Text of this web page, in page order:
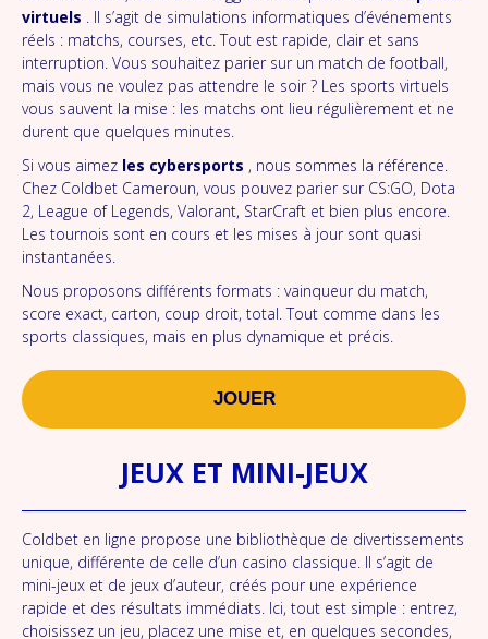
virtuels . Il s’agit de simulations informatiques d’événements
réels : matchs, courses, etc. Tout est rapide, clair et sans
interruption. Vous souhaitez parier sur un match de football,
mais vous ne voulez pas attendre le soir ? Les sports virtuels
vous sauvent la mise : les matchs ont lieu régulièrement et ne
durent que quelques minutes.
Si vous aimez les cybersports , nous sommes la référence.
Chez Coldbet Cameroun, vous pouvez parier sur CS:GO, Dota
2, League of Legends, Valorant, StarCraft et bien plus encore.
Les tournois sont en cours et les mises à jour sont quasi
instantanées.
Nous proposons différents formats : vainqueur du match,
score exact, carton, coup droit, total. Tout comme dans les
sports classiques, mais en plus dynamique et précis.
JOUER
JEUX ET MINI-JEUX
Coldbet en ligne propose une bibliothèque de divertissements
unique, différente de celle d’un casino classique. Il s’agit de
mini-jeux et de jeux d’auteur, créés pour une expérience
rapide et des résultats immédiats. Ici, tout est simple : entrez,
choisissez un jeu, placez une mise et, en quelques secondes,